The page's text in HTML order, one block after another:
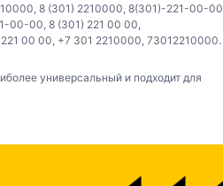
8 (301) 2210000 8(301)-221-00-00
00-00 8 (301) 221 00 00
00 00 +7 301 2210000 73012210000.
универсальный и подходит для